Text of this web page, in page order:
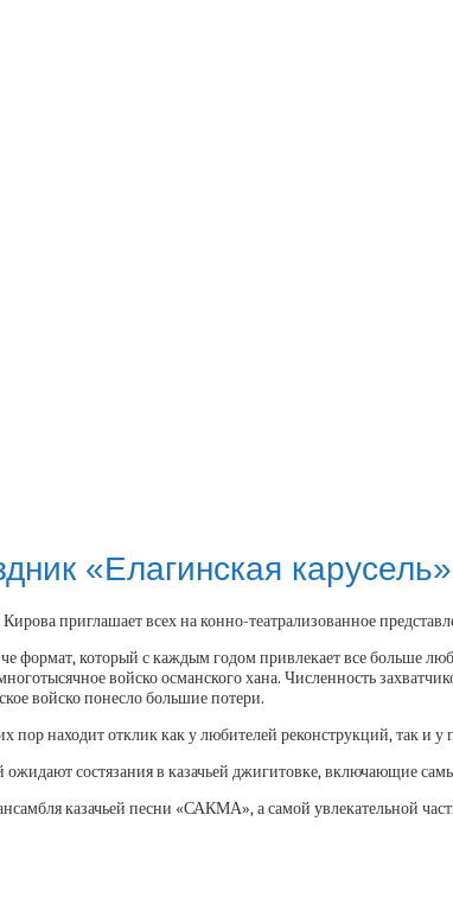
«Елагинская карусель»
приглашает всех на конно-театрализованное
который с каждым годом привлекает все больше
войско османского хана. Численность
войско понесло большие потери.
пор находит отклик как у любителей реконструкций, так и
ожидают состязания в казачьей джигитовке, включающие
казачьей песни «САКМА», а самой увлекательной